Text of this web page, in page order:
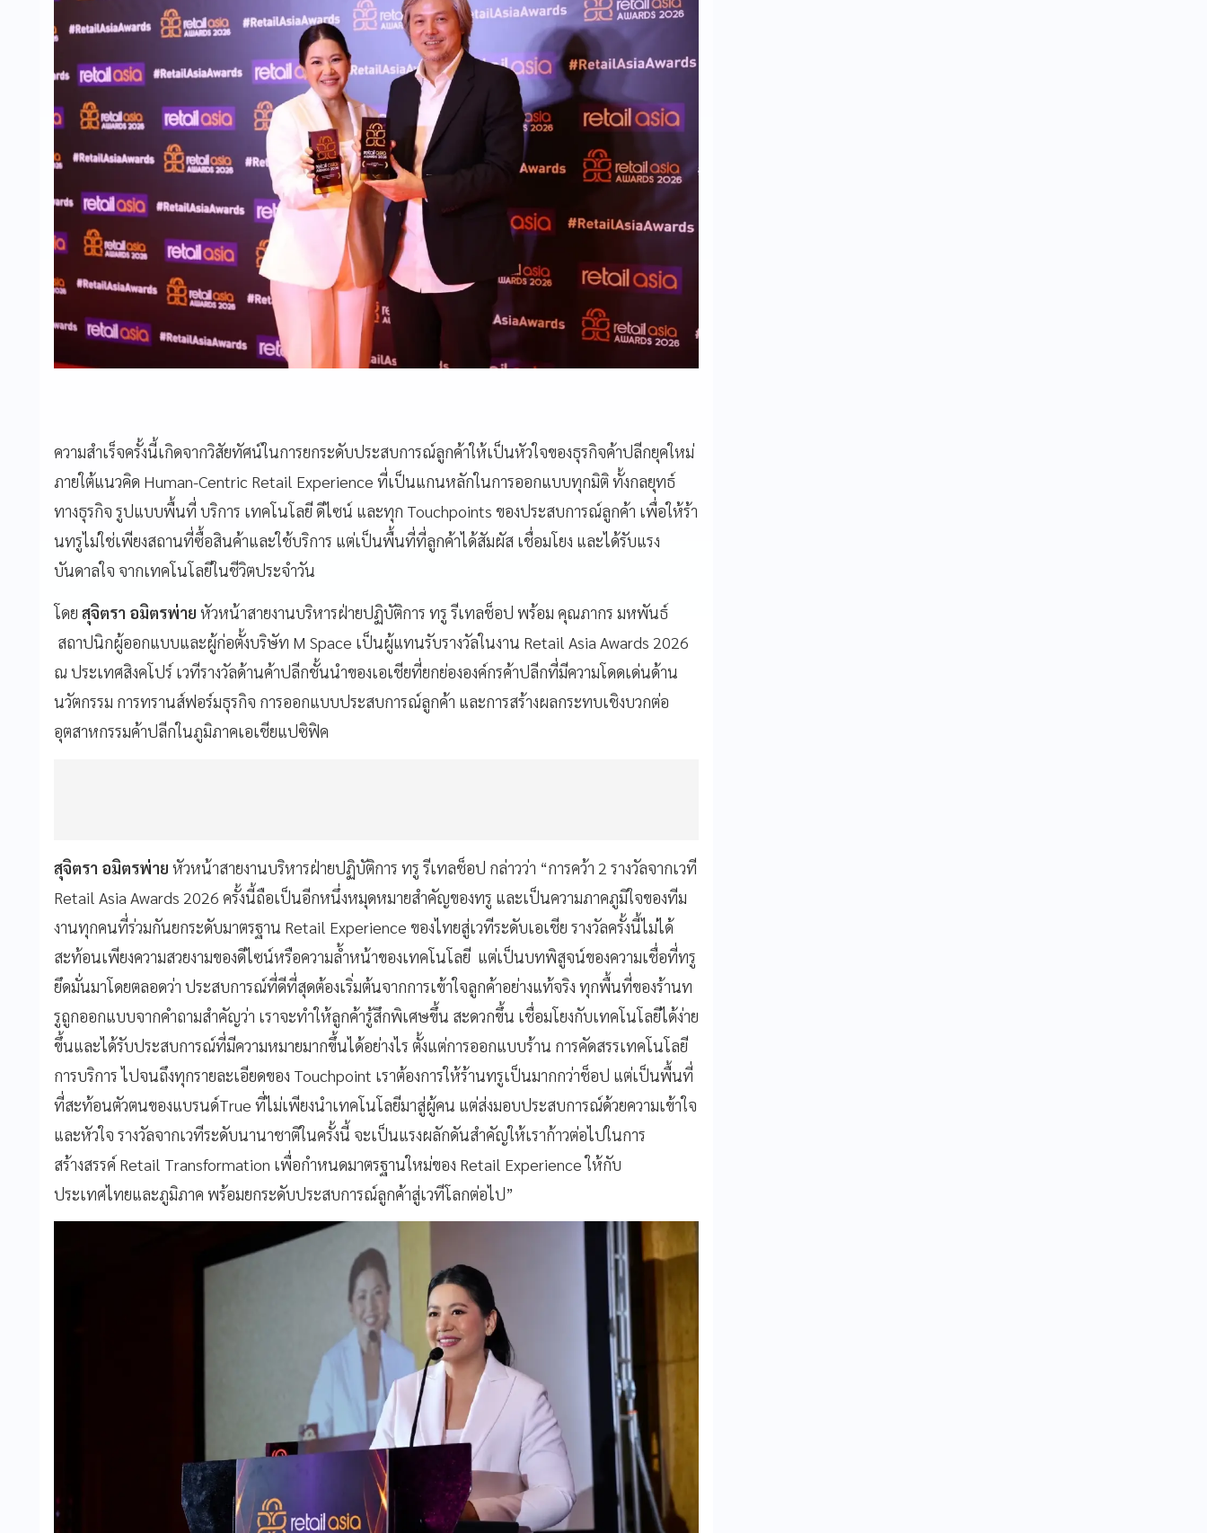
ความสำเร็จครั้งนี้เกิดจากวิสัยทัศน์ในการยกระดับประสบการณ์ลูกค้าให้เป็นหัวใจของธุรกิจค้าปลีกยุคใหม่
ภายใต้แนวคิด Human-Centric Retail Experience ที่เป็นแกนหลักในการออกแบบทุกมิติ ทั้งกลยุทธ์
ทางธุรกิจ รูปแบบพื้นที่ บริการ เทคโนโลยี ดีไซน์ และทุก Touchpoints ของประสบการณ์ลูกค้า เพื่อให้ร้า
นทรูไม่ใช่เพียงสถานที่ซื้อสินค้าและใช้บริการ แต่เป็นพื้นที่ที่ลูกค้าได้สัมผัส เชื่อมโยง และได้รับแรง
บันดาลใจ จากเทคโนโลยีในชีวิตประจำวัน
โดย สุจิตรา อมิตรพ่าย หัวหน้าสายงานบริหารฝ่ายปฏิบัติการ ทรู รีเทลช็อป พร้อม คุณภากร มหพันธ์
สถาปนิกผู้ออกแบบและผู้ก่อตั้งบริษัท M Space เป็นผู้แทนรับรางวัลในงาน Retail Asia Awards 2026
ณ ประเทศสิงคโปร์ เวทีรางวัลด้านค้าปลีกชั้นนำของเอเชียที่ยกย่ององค์กรค้าปลีกที่มีความโดดเด่นด้าน
นวัตกรรม การทรานส์ฟอร์มธุรกิจ การออกแบบประสบการณ์ลูกค้า และการสร้างผลกระทบเชิงบวกต่อ
อุตสาหกรรมค้าปลีกในภูมิภาคเอเชียแปซิฟิค
สุจิตรา อมิตรพ่าย หัวหน้าสายงานบริหารฝ่ายปฏิบัติการ ทรู รีเทลช็อป กล่าวว่า “การคว้า 2 รางวัลจากเวที
Retail Asia Awards 2026 ครั้งนี้ถือเป็นอีกหนึ่งหมุดหมายสำคัญของทรู และเป็นความภาคภูมิใจของทีม
งานทุกคนที่ร่วมกันยกระดับมาตรฐาน Retail Experience ของไทยสู่เวทีระดับเอเชีย รางวัลครั้งนี้ไม่ได้
สะท้อนเพียงความสวยงามของดีไซน์หรือความล้ำหน้าของเทคโนโลยี แต่เป็นบทพิสูจน์ของความเชื่อที่ทรู
ยึดมั่นมาโดยตลอดว่า ประสบการณ์ที่ดีที่สุดต้องเริ่มต้นจากการเข้าใจลูกค้าอย่างแท้จริง ทุกพื้นที่ของร้านท
รูถูกออกแบบจากคำถามสำคัญว่า เราจะทำให้ลูกค้ารู้สึกพิเศษขึ้น สะดวกขึ้น เชื่อมโยงกับเทคโนโลยีได้ง่าย
ขึ้นและได้รับประสบการณ์ที่มีความหมายมากขึ้นได้อย่างไร ตั้งแต่การออกแบบร้าน การคัดสรรเทคโนโลยี
การบริการ ไปจนถึงทุกรายละเอียดของ Touchpoint เราต้องการให้ร้านทรูเป็นมากกว่าช็อป แต่เป็นพื้นที่
ที่สะท้อนตัวตนของแบรนด์True ที่ไม่เพียงนำเทคโนโลยีมาสู่ผู้คน แต่ส่งมอบประสบการณ์ด้วยความเข้าใจ
และหัวใจ รางวัลจากเวทีระดับนานาชาติในครั้งนี้ จะเป็นแรงผลักดันสำคัญให้เราก้าวต่อไปในการ
สร้างสรรค์ Retail Transformation เพื่อกำหนดมาตรฐานใหม่ของ Retail Experience ให้กับ
ประเทศไทยและภูมิภาค พร้อมยกระดับประสบการณ์ลูกค้าสู่เวทีโลกต่อไป”